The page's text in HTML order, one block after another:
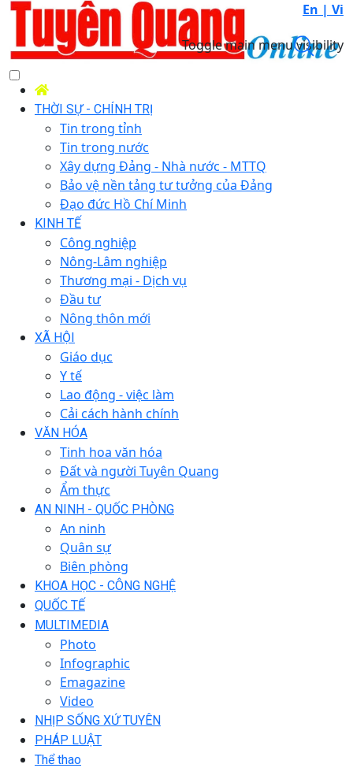
En | Vi
Toggle main menu visibility
THỜI SỰ - CHÍNH TRỊ
Tin trong tỉnh
Tin trong nước
Xây dựng Đảng - Nhà nước - MTTQ
Bảo vệ nền tảng tư tưởng của Đảng
Đạo đức Hồ Chí Minh
KINH TẾ
Công nghiệp
Nông-Lâm nghiệp
Thương mại - Dịch vụ
Đầu tư
Nông thôn mới
XÃ HỘI
Giáo dục
Y tế
Lao động - việc làm
Cải cách hành chính
VĂN HÓA
Tinh hoa văn hóa
Đất và người Tuyên Quang
Ẩm thực
AN NINH - QUỐC PHÒNG
An ninh
Quân sự
Biên phòng
KHOA HỌC - CÔNG NGHỆ
QUỐC TẾ
MULTIMEDIA
Photo
Infographic
Emagazine
Video
NHỊP SỐNG XỨ TUYÊN
PHÁP LUẬT
Thể thao